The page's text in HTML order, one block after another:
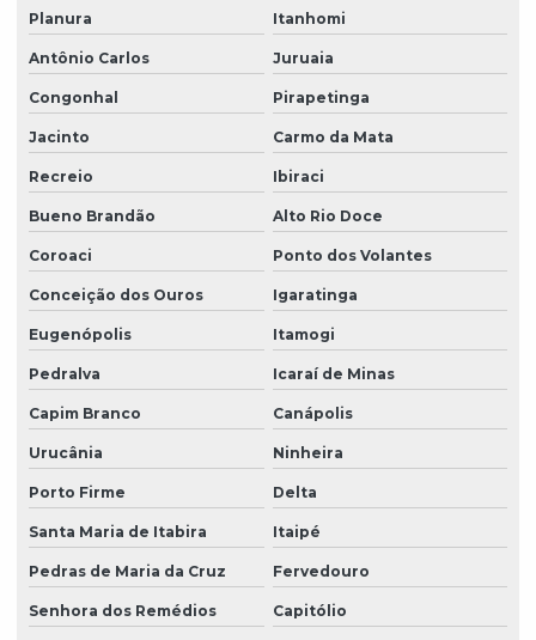
Planura Itanhomi
Antônio Carlos Juruaia
Congonhal Pirapetinga
Jacinto Carmo da Mata
Recreio Ibiraci
Bueno Brandão Alto Rio Doce
Coroaci Ponto dos Volantes
Conceição dos Ouros Igaratinga
Eugenópolis Itamogi
Pedralva Icaraí de Minas
Capim Branco Canápolis
Urucânia Ninheira
Porto Firme Delta
Santa Maria de Itabira Itaipé
Pedras de Maria da Cruz Fervedouro
Senhora dos Remédios Capitólio